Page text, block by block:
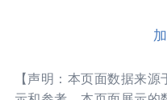
【声明：本页面数据来